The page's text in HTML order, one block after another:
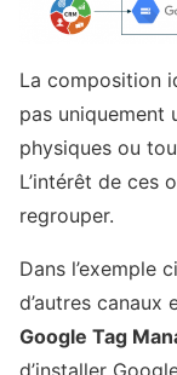
La composition
pas uniquement
physiques ou
L’intérêt de ces
regrouper.
Dans l’exemple
d’autres canaux
Google Tag
d’installer